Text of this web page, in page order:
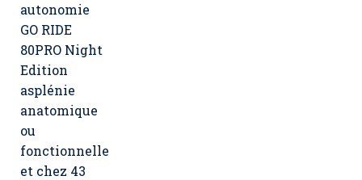
autonomie
GO RIDE
80PRO Night
Edition
asplénie
anatomique
ou
fonctionnelle
et chez 43